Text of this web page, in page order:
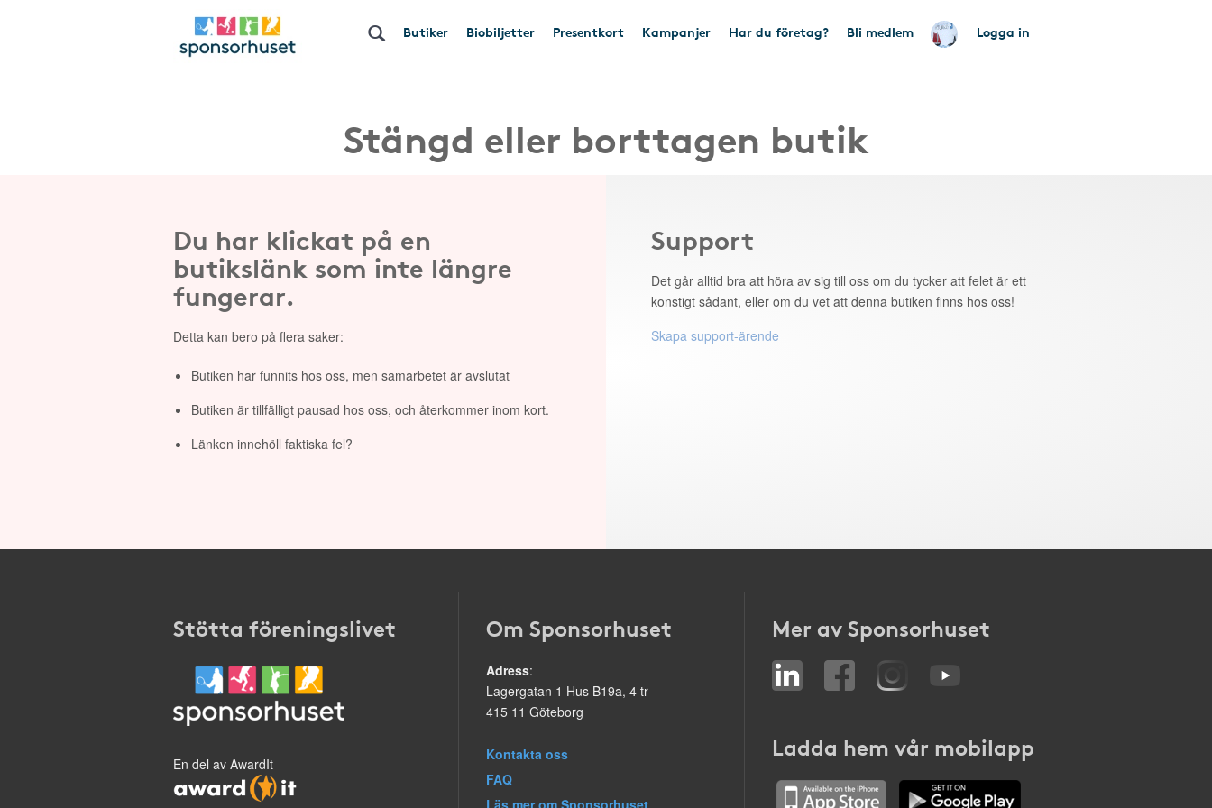
Butiker Biobiljetter Presentkort Kampanjer Har du företag? Bli medlem Logga in
Stängd eller borttagen butik
Du har klickat på en
butikslänk som inte längre
fungerar.
Detta kan bero på flera saker:
Butiken har funnits hos oss, men samarbetet är avslutat
Butiken är tillfälligt pausad hos oss, och återkommer inom kort.
Länken innehöll faktiska fel?
Support
Det går alltid bra att höra av sig till oss om du tycker att felet är ett
konstigt sådant, eller om du vet att denna butiken finns hos oss!
Skapa support-ärende
Stötta föreningslivet
En del av AwardIt
Om Sponsorhuset
Adress:
Lagergatan 1 Hus B19a, 4 tr
415 11 Göteborg
Kontakta oss
FAQ
Läs mer om Sponsorhuset
Mer av Sponsorhuset
Ladda hem vår mobilapp